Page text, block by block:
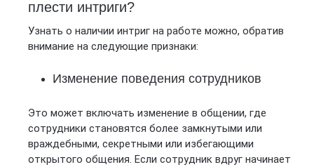
плести интриги?
Узнать о наличии интриг на работе можно, обратив
внимание на следующие признаки:
Изменение поведения сотрудников
Это может включать изменение в общении, где
сотрудники становятся более замкнутыми или
враждебными, секретными или избегающими
открытого общения. Если сотрудник вдруг начинает